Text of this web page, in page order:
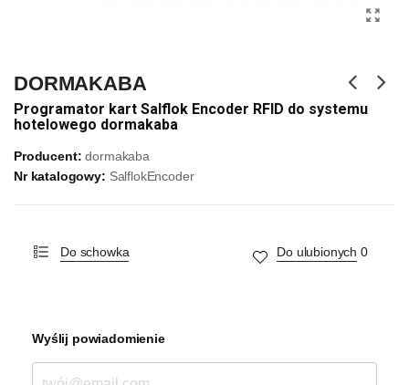
DORMAKABA
Programator kart Salflok Encoder RFID do systemu
hotelowego dormakaba
Producent: dormakaba
Nr katalogowy: SalflokEncoder
Do schowka Do ulubionych 0
Wyślij powiadomienie